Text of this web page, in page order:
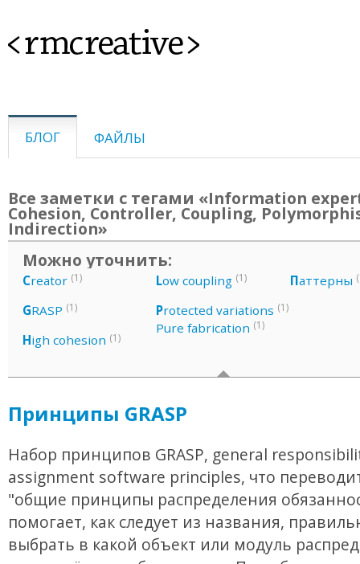
<rmcreative>
БЛОГ ФАЙЛЫ
Все заметки с тегами «Information
Cohesion, Controller, Coupling,
Indirection»
Можно уточнить:
Creator (1)
GRASP (1)
High cohesion (1)
Low coupling (1)
Protected variations (1)
Pure fabrication (1)
Паттерны
Принципы GRASP
Набор принципов GRASP, general
assignment software principles, что
"общие принципы распределения
помогает, как следует из названия,
выбрать в какой объект или модуль